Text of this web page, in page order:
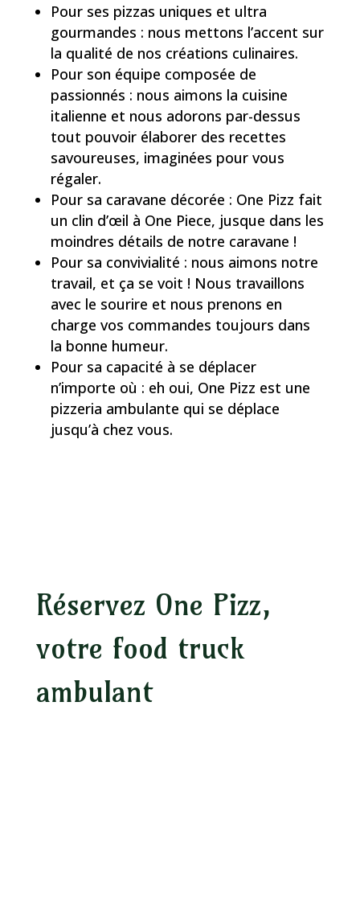
Pour ses pizzas uniques et ultra
gourmandes : nous mettons l’accent sur
la qualité de nos créations culinaires.
Pour son équipe composée de
passionnés : nous aimons la cuisine
italienne et nous adorons par-dessus
tout pouvoir élaborer des recettes
savoureuses, imaginées pour vous
régaler.
Pour sa caravane décorée : One Pizz fait
un clin d’œil à One Piece, jusque dans les
moindres détails de notre caravane !
Pour sa convivialité : nous aimons notre
travail, et ça se voit ! Nous travaillons
avec le sourire et nous prenons en
charge vos commandes toujours dans
la bonne humeur.
Pour sa capacité à se déplacer
n’importe où : eh oui, One Pizz est une
pizzeria ambulante qui se déplace
jusqu’à chez vous.
Réservez One Pizz,
votre food truck
ambulant